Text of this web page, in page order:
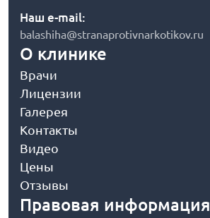
Наш e-mail:
balashiha@stranaprotivnarkotikov.ru
О клинике
Врачи
Лицензии
Галерея
Контакты
Видео
Цены
Отзывы
Правовая информация